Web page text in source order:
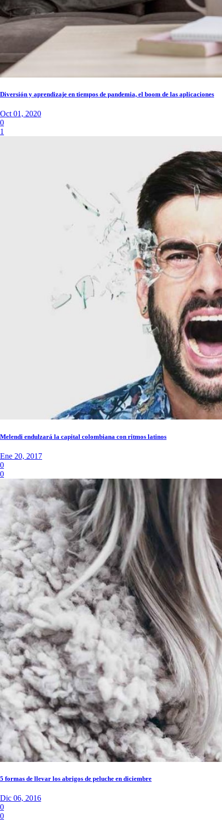
Diversión y aprendizaje en tiempos de pandemia, el boom de las aplicaciones
Oct 01, 2020
0
1
Melendi endulzará la capital colombiana con ritmos latinos
Ene 20, 2017
0
0
5 formas de llevar los abrigos de peluche en diciembre
Dic 06, 2016
0
0